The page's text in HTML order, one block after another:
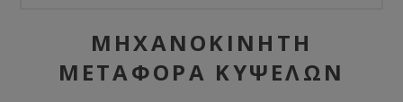
ΜΗΧΑΝΟΚΊΝΗΤΗ
ΜΕΤΑΦΟΡΆ ΚΥΨΕΛΏΝ